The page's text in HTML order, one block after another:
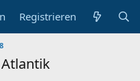
Registrieren